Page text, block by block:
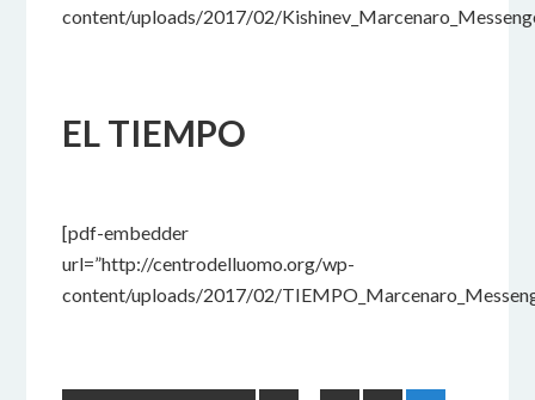
content/uploads/2017/02/
EL TIEMPO
[pdf-embedder
url=”http://centrodelluomo.org/wp-
content/uploads/2017/02/